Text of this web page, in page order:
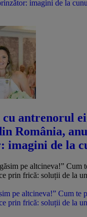
imagini de la
cu antrenorul
România,
imagini de la
pe altcineva!” Cum te
prin frică: soluții de la